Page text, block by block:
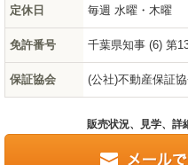
定休日 毎週 水曜・木曜
免許番号 千葉県知事 (6) 第
保証協会 (公社)不動産保証
販売状況、見学、詳